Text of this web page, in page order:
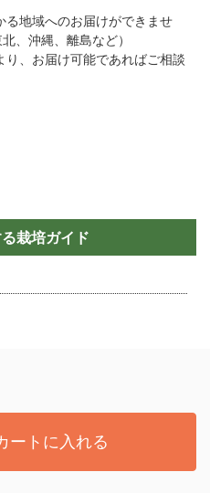
る地域へのお届けができませ
、沖縄、離島など）
り、お届け可能であればご相談
栽培ガイド
ートに入れる